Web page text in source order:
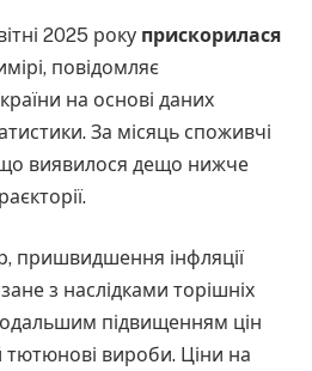
2025 року прискорилася
повідомляє
на основі даних
За місяць споживчі
що виявилося дещо нижче
пришвидшення інфляції
з наслідками торішніх
підвищенням цін
тютюнові вироби. Ціни на